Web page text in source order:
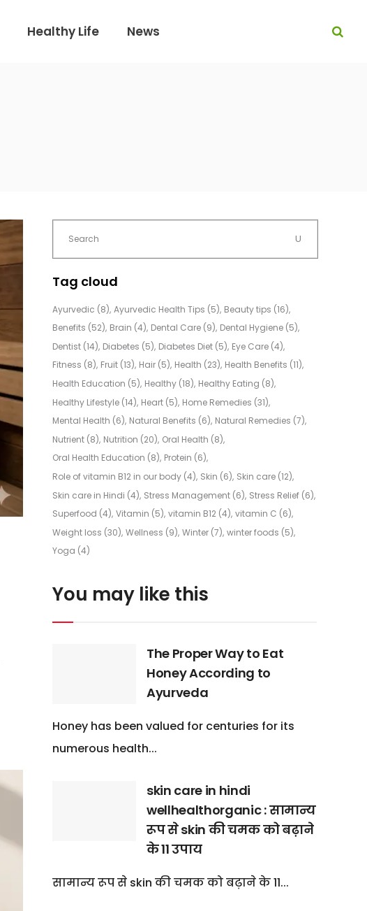
Healthy Life News
Tag cloud
Ayurvedic (8) Ayurvedic Health Tips (5) Beauty tips (16)
Benefits (52) Brain (4) Dental Care(9) Dental Hygiene(5)
Dentist(14) Diabetes (5) Diabetes Diet(5) Eye Care(4)
Fitness (8) Fruit(13) Hair(5) Health (23) Health Benefits (11)
Health Education (5) Healthy(18) Healthy Eating (8)
Healthy Lifestyle(14) Heart(5) Home Remedies (31)
Mental Health (6) Natural Benefits (6) Natural Remedies (7)
Nutrient(8) Nutrition (20) Oral Health (8)
Oral Health Education (8) Protein (6)
Role of vitamin B12 in our body(4) Skin (6) Skin care(12)
Skin care in Hindi (4) Stress Management(6) Stress Relief(6)
Superfood (4) Vitamin (5) vitamin B12(4) vitamin C (6)
Weight loss (30) Wellness (9) Winter(7) winter foods (5)
Yoga (4)
You may like this
The Proper Way to Eat
Honey According to
Ayurveda
Honey has been valued for centuries for its
numerous health...
skin care in hindi
wellhealthorganic : सामान्य
रूप से skin की चमक को बढ़ाने
के 11 उपाय
सामान्य रूप से skin की चमक को बढ़ाने के 11...